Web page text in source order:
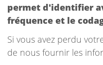
permet d'identifier
fréquence et le
Si vous avez perdu
de nous fournir les